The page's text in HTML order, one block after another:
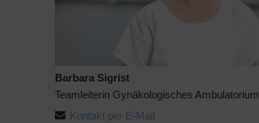
Barbara Sigrist
Teamleiterin Gynäkologisches Ambulatorium
Kontakt per E-Mail